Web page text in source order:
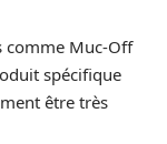
comme Muc-Off
spécifique
être très